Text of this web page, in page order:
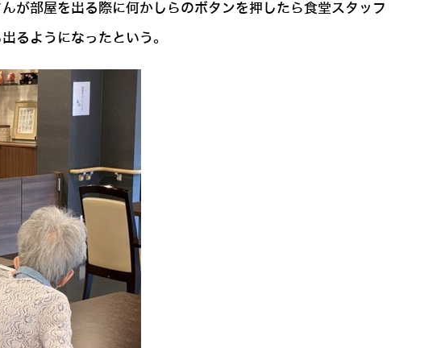
が部屋を出る際に何かしらのボタンを押したら食堂スタッフ
るようになったという。